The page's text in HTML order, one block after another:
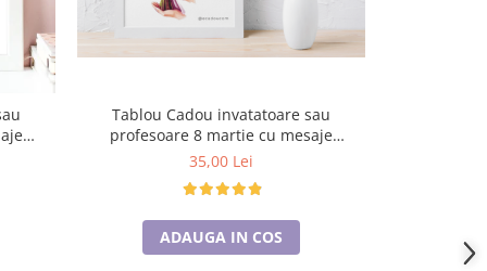
Tablou Cadou invatatoare sau
profesoare 8 martie cu mesaje
personalizate T1015_12
35,00 Lei
ADAUGA IN COS